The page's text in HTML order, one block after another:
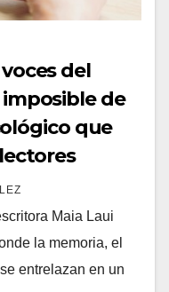
del
de
que
Maia Laui
la memoria, el
entrelazan en un